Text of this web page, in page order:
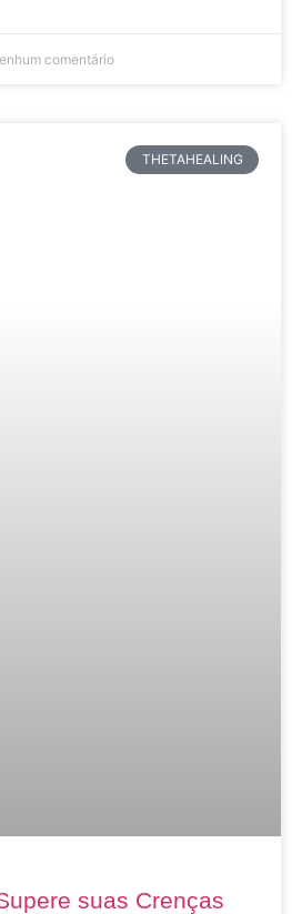
comentário
THETAHEALING
suas Crenças